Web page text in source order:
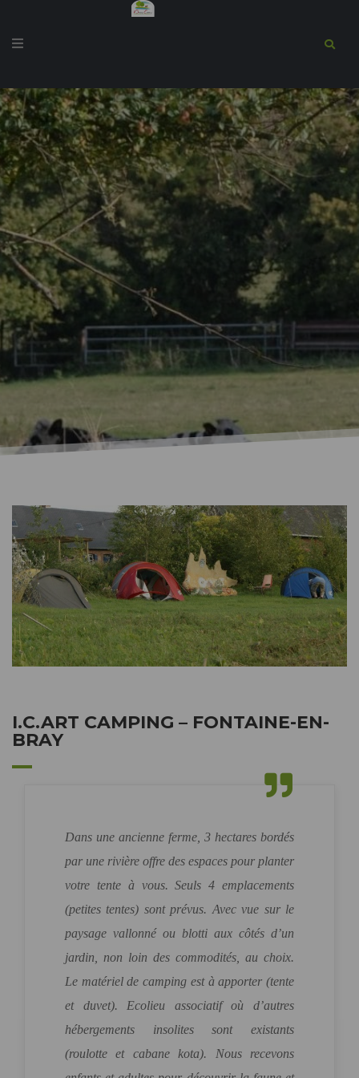
I.C.ART CAMPING – FONTAINE-EN-
BRAY
Dans une ancienne ferme, 3 hectares bordés
par une rivière offre des espaces pour planter
votre tente à vous. Seuls 4 emplacements
(petites tentes) sont prévus. Avec vue sur le
paysage vallonné ou blotti aux côtés d’un
jardin, non loin des commodités, au choix.
Le matériel de camping est à apporter (tente
et duvet). Ecolieu associatif où d’autres
hébergements insolites sont existants
(roulotte et cabane kota). Nous recevons